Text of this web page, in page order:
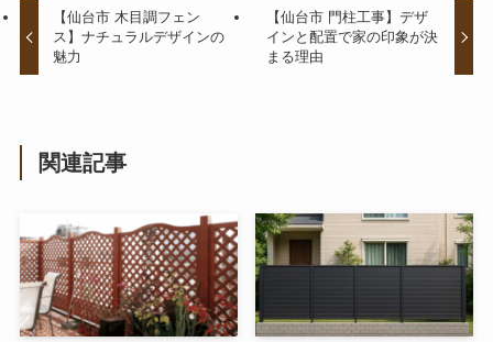
【仙台市 木目調フェン
ス】ナチュラルデザインの
魅力
【仙台市 門柱工事】デザ
インと配置で家の印象が決
まる理由
関連記事